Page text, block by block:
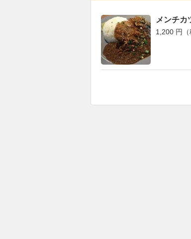
メンチカ
1,200 円（